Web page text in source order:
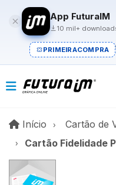
App FuturaIM
10 mil+
PRIMEIRACOMPRA
Início InícioCartão de
Cartão Fidelidade